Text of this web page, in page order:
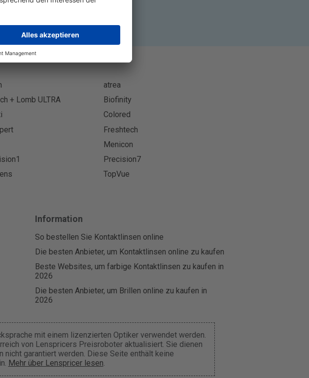
atrea
+ Lomb ULTRA
Biofinity
Colored
Freshtech
Menicon
Precision7
TopVue
Information
So bestellen Sie Kontaktlinsen online
Die besten Anbieter, um Kontaktlinsen online zu kaufen
Beste Websites, um farbige Kontaktlinsen zu kaufen in
2026
Die besten Anbieter, um Brillen online zu kaufen in
2026
mit einem lizenzierten Optiker verwendet werden.
von Lenspricers Preisroboter aktualisiert. Sie dienen
nicht garantiert werden. Diese Seite enthält keine
Mehr über Lenspricer lesen.